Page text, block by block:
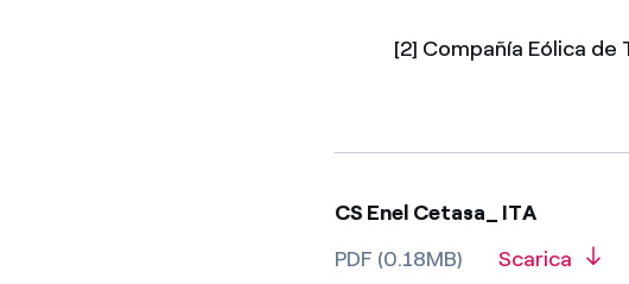
[2] Compañía Eólica de
CS Enel Cetasa_ ITA
PDF (0.18MB)
Scarica